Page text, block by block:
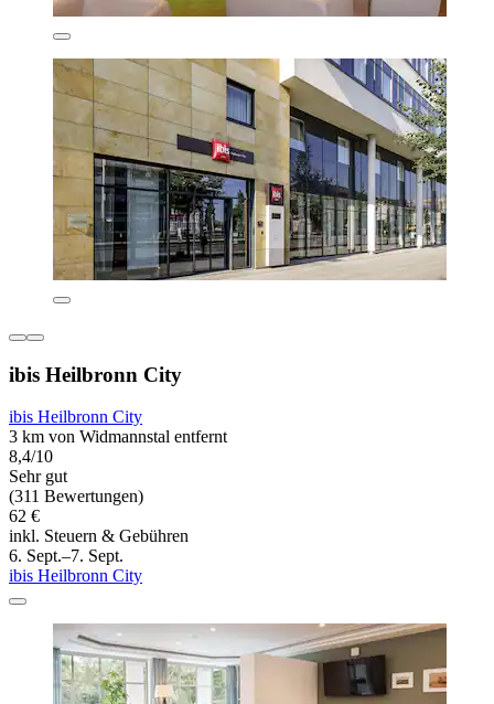
ibis Heilbronn City
ibis Heilbronn City
3 km von Widmannstal entfernt
8,4/10
Sehr gut
(311 Bewertungen)
62 €
inkl. Steuern & Gebühren
6. Sept.–7. Sept.
ibis Heilbronn City